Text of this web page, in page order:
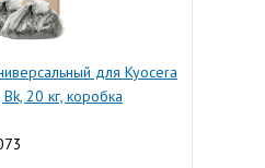
для Kyocera
20 кг, коробка